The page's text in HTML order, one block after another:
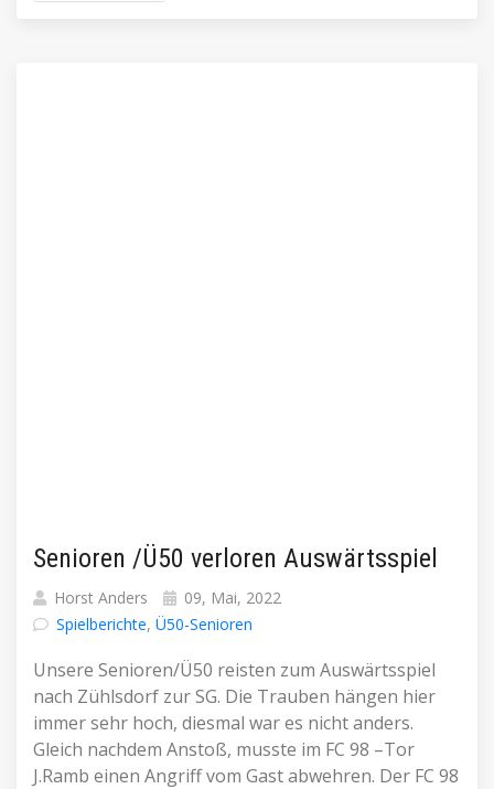
Senioren /Ü50 verloren Auswärtsspiel
Horst Anders
09, Mai, 2022
Spielberichte, Ü50-Senioren
Unsere Senioren/Ü50 reisten zum Auswärtsspiel
nach Zühlsdorf zur SG. Die Trauben hängen hier
immer sehr hoch, diesmal war es nicht anders.
Gleich nachdem Anstoß, musste im FC 98 –Tor
J.Ramb einen Angriff vom Gast abwehren. Der FC 98